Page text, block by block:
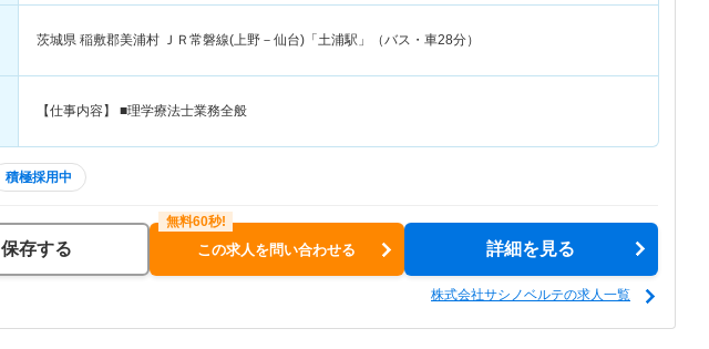
茨城県 稲敷郡美浦村 ＪＲ常磐線(上野－仙台)「土浦駅」（バス・車28分）
【仕事内容】 ■理学療法士業務全般
積極採用中
保存する この求人を問い合わせる 詳細を見る
株式会社サシノベルテの求人一覧